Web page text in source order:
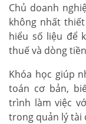
Chủ doanh
không nhất
hiểu số liệu để
thuế và dòng
Khóa học giúp
toán cơ bản,
trình làm việc
trong quản lý tài